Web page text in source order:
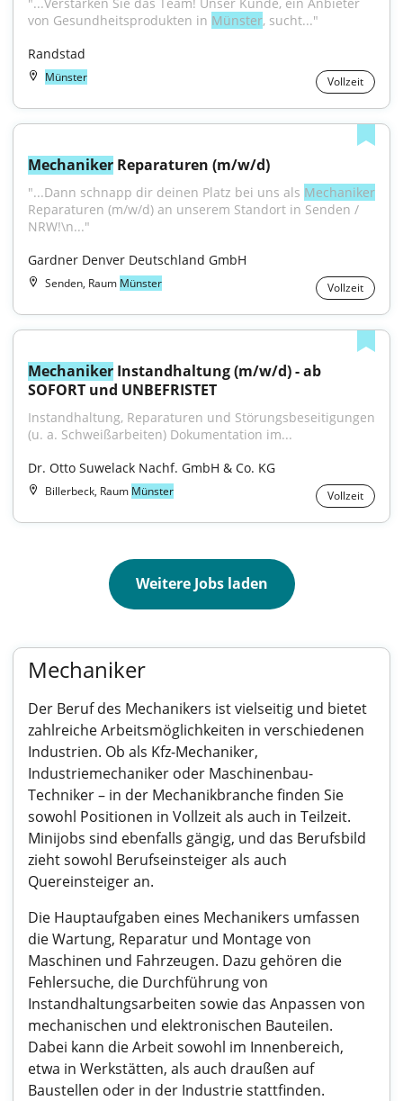
von Gesundheitsprodukten in Münster, sucht..."
Randstad
Münster Vollzeit
Mechaniker Reparaturen (m/w/d)
"...Dann schnapp dir deinen Platz bei uns als Mechaniker
Reparaturen (m/w/d) an unserem Standort in Senden /
NRW!\n..."
Gardner Denver Deutschland GmbH
Senden, Raum Münster Vollzeit
Mechaniker Instandhaltung (m/w/d) - ab
SOFORT und UNBEFRISTET
Instandhaltung, Reparaturen und Störungsbeseitigungen
(u. a. Schweißarbeiten) Dokumentation im...
Dr. Otto Suwelack Nachf. GmbH & Co. KG
Billerbeck, Raum Münster Vollzeit
Weitere Jobs laden
Mechaniker
Der Beruf des Mechanikers ist vielseitig und bietet
zahlreiche Arbeitsmöglichkeiten in verschiedenen
Industrien. Ob als Kfz-Mechaniker,
Industriemechaniker oder Maschinenbau-
Techniker – in der Mechanikbranche finden Sie
sowohl Positionen in Vollzeit als auch in Teilzeit.
Minijobs sind ebenfalls gängig, und das Berufsbild
zieht sowohl Berufseinsteiger als auch
Quereinsteiger an.
Die Hauptaufgaben eines Mechanikers umfassen
die Wartung, Reparatur und Montage von
Maschinen und Fahrzeugen. Dazu gehören die
Fehlersuche, die Durchführung von
Instandhaltungsarbeiten sowie das Anpassen von
mechanischen und elektronischen Bauteilen.
Dabei kann die Arbeit sowohl im Innenbereich,
etwa in Werkstätten, als auch draußen auf
Baustellen oder in der Industrie stattfinden.